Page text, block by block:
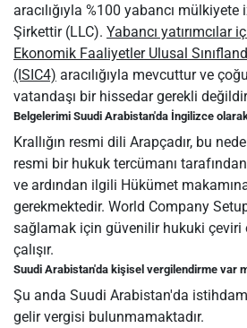
aracılığıyla %100 yabancı
Şirkettir (LLC). Yabancı yatırımcılar
Ekonomik Faaliyetler Ulusal
(ISIC4) aracılığıyla mevcuttur ve
vatandaşı bir hissedar gerekli
Belgelerimi Suudi Arabistan'da İngilizce
Krallığın resmi dili Arapçadır, bu
resmi bir hukuk tercümanı
ve ardından ilgili Hükümet
gerekmektedir. World Company
sağlamak için güvenilir hukuki çeviri
çalışır.
Suudi Arabistan'da kişisel vergilendirme var
Şu anda Suudi Arabistan'da
gelir vergisi bulunmamaktadır.